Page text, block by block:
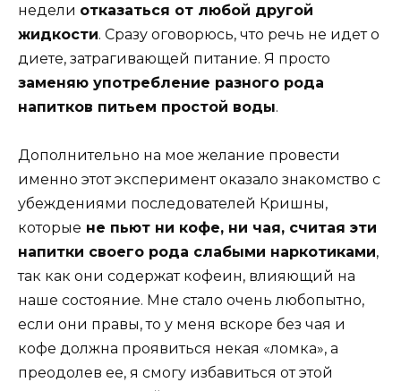
недели отказаться от любой другой
жидкости. Сразу оговорюсь, что речь не идет о
диете, затрагивающей питание. Я просто
заменяю употребление разного рода
напитков питьем простой воды.
Дополнительно на мое желание провести
именно этот эксперимент оказало знакомство с
убеждениями последователей Кришны,
которые не пьют ни кофе, ни чая, считая эти
напитки своего рода слабыми наркотиками,
так как они содержат кофеин, влияющий на
наше состояние. Мне стало очень любопытно,
если они правы, то у меня вскоре без чая и
кофе должна проявиться некая «ломка», а
преодолев ее, я смогу избавиться от этой